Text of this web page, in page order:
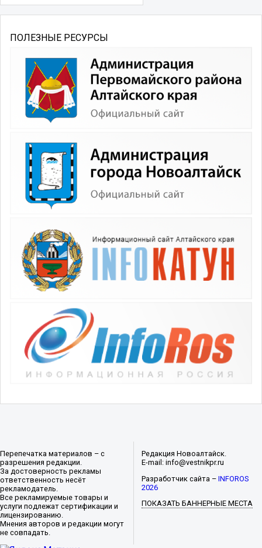
ПОЛЕЗНЫЕ РЕСУРСЫ
Перепечатка материалов – с
разрешения редакции.
За достоверность рекламы
ответственность несёт
рекламодатель.
Все рекламируемые товары и
услуги подлежат сертификации и
лицензированию.
Мнения авторов и редакции могут
не совпадать.
Редакция Новоалтайск.
E-mail: info@vestnikpr.ru
Разработчик сайта –INFOROS
2026
ПОКАЗАТЬ БАННЕРНЫЕ МЕСТА